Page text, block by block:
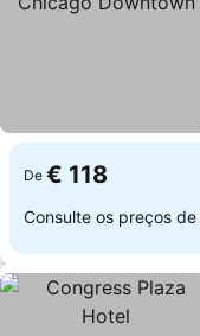
De € 118
Consulte os preços de